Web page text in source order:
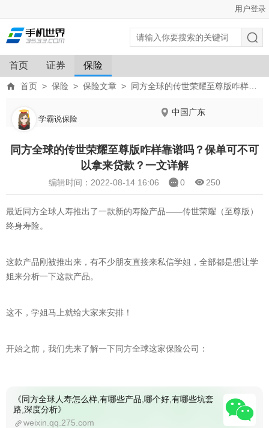
用户登录
首页 证券 保险
首页 > 保险 > 保险文章 > 同方全球的传世荣耀至尊版咋样靠谱吗？保单可不可以拿来贷款？一文详解
学霸说保险
中国广东
同方全球的传世荣耀至尊版咋样靠谱吗？保单可不可
以拿来贷款？一文详解
编辑时间：2022-08-14 16:06 0 250
最近同方全球人寿推出了一款新的寿险产品——传世荣耀（至尊版）
终身寿险。
这款产品刚被推出来，有不少朋友直接来私信学姐，全部都是想让学
姐来分析一下这款产品。
这不，学姐马上就给大家来安排！
开始之前，我们先来了解一下同方全球这家保险公司：
《同方全球人寿怎么样,有哪些产品,哪个好,有哪些坑套
路,深度分析》
weixin.qq.275.com